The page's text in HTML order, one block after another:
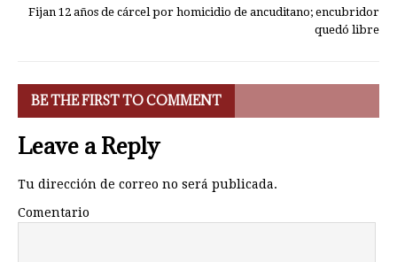
Fijan 12 años de cárcel por homicidio de ancuditano; encubridor
quedó libre
BE THE FIRST TO COMMENT
Leave a Reply
Tu dirección de correo no será publicada.
Comentario